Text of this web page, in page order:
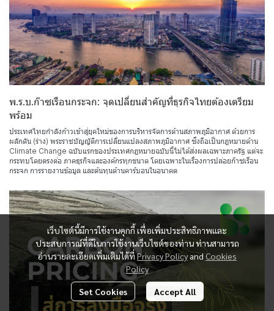
พ.ร.บ.ก๊าซเรือนกระจก: จุดเปลี่ยนสำคัญที่ธุรกิจไทยต้องเตรียม
พร้อม
ประเทศไทยกำลังก้าวเข้าสู่ยุคใหม่ของการบริหารจัดการด้านสภาพภูมิอากาศ ด้วยการ
ผลักดัน (ร่าง) พระราชบัญญัติการเปลี่ยนแปลงสภาพภูมิอากาศ ซึ่งถือเป็นกฎหมายด้าน
Climate Change ฉบับแรกของประเทศกฎหมายฉบับนี้ไม่ได้ส่งผลเฉพาะภาครัฐ แต่จะ
กระทบโดยตรงต่อ ภาคธุรกิจและองค์กรทุกขนาด โดยเฉพาะในเรื่องการปล่อยก๊าซเรือน
กระจก การรายงานข้อมูล และต้นทุนด้านคาร์บอนในอนาคต
เว็บไซต์นี้มีการใช้งานคุกกี้ เพื่อเพิ่มประสิทธิภาพและ
ประสบการณ์ที่ดีในการใช้งานเว็บไซต์ของท่าน ท่านสามารถ
อ่านรายละเอียดเพิ่มเติมได้ที่Privacy Policyand Cookies
Policy
Set Cookies Accept All